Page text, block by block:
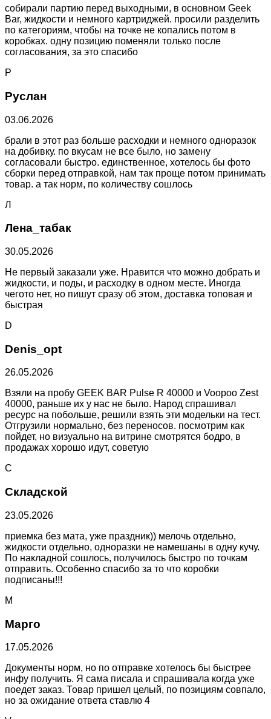
собирали партию перед выходными, в основном Geek
Bar, жидкости и немного картриджей. просили разделить
по категориям, чтобы на точке не копались потом в
коробках. одну позицию поменяли только после
согласования, за это спасибо
Р
Руслан
03.06.2026
брали в этот раз больше расходки и немного одноразок
на добивку. по вкусам не все было, но замену
согласовали быстро. единственное, хотелось бы фото
сборки перед отправкой, нам так проще потом принимать
товар. а так норм, по количеству сошлось
Л
Лена_табак
30.05.2026
Не первый заказали уже. Нравится что можно добрать и
жидкости, и поды, и расходку в одном месте. Иногда
чегото нет, но пишут сразу об этом, доставка топовая и
быстрая
D
Denis_opt
26.05.2026
Взяли на пробу GEEK BAR Pulse R 40000 и Voopoo Zest
40000, раньше их у нас не было. Народ спрашивал
ресурс на побольше, решили взять эти модельки на тест.
Отгрузили нормально, без переносов. посмотрим как
пойдет, но визуально на витрине смотрятся бодро, в
продажах хорошо идут, советую
С
Складской
23.05.2026
приемка без мата, уже праздник)) мелочь отдельно,
жидкости отдельно, одноразки не намешаны в одну кучу.
По накладной сошлось, получилось быстро по точкам
отправить. Особенно спасибо за то что коробки
подписаны!!!
М
Марго
17.05.2026
Документы норм, но по отправке хотелось бы быстрее
инфу получить. Я сама писала и спрашивала когда уже
поедет заказ. Товар пришел целый, по позициям совпало,
но за ожидание ответа ставлю 4